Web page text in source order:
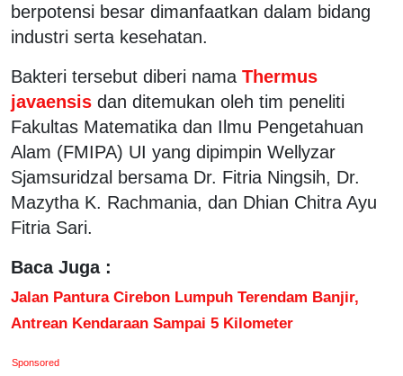
berpotensi besar dimanfaatkan dalam bidang
industri serta kesehatan.
Bakteri tersebut diberi nama Thermus
javaensis dan ditemukan oleh tim peneliti
Fakultas Matematika dan Ilmu Pengetahuan
Alam (FMIPA) UI yang dipimpin Wellyzar
Sjamsuridzal bersama Dr. Fitria Ningsih, Dr.
Mazytha K. Rachmania, dan Dhian Chitra Ayu
Fitria Sari.
Baca Juga :
Jalan Pantura Cirebon Lumpuh Terendam Banjir,
Antrean Kendaraan Sampai 5 Kilometer
Sponsored